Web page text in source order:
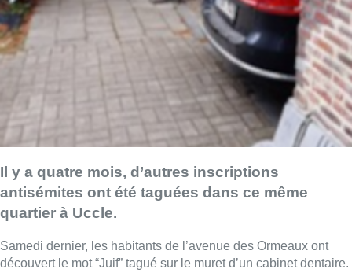
Il y a quatre mois, d’autres inscriptions
antisémites ont été taguées dans ce même
quartier à Uccle.
Samedi dernier, les habitants de l’avenue des Ormeaux ont
découvert le mot “Juif” tagué sur le muret d’un cabinet dentaire.